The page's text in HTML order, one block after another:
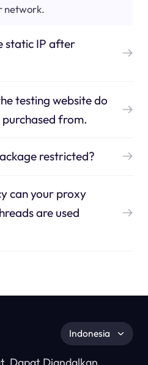
network.
static IP after
testing website do
from.
restricted?
can your proxy
are used
Dapat Diandalkan.
Indonesia